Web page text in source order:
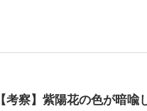
【考察】紫陽花の色が暗